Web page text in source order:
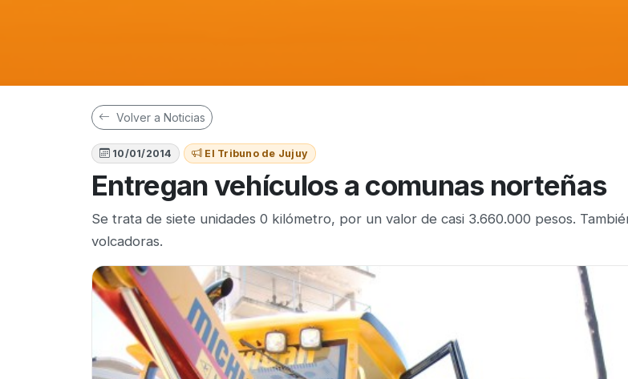
Volver a Noticias
10/01/2014 El Tribuno de Jujuy
Entregan vehículos a comunas norteñas
Se trata de siete unidades 0 kilómetro, por un valor de casi 3.660.000 pesos.
volcadoras.